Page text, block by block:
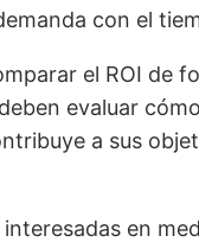
con el
el ROI de
evaluar
a sus
en